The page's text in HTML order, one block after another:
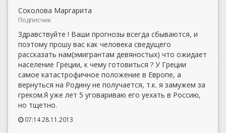
Соколова Маргарита
Подписчик
Здравствуйте ! Ваши прогнозы всегда сбываются, и
поэтому прошу вас как человека сведущего
рассказать нам(эмигрантам девяностых) что ожидает
население Греции, к чему готовиться ? У Греции
самое катастрофичное положение в Европе, а
вернуться на Родину не получается, т.к. я замужем за
греком.Я уже лет 5 уговариваю его уехать в Россию,
но тщетно.
07:14 28.11.2013